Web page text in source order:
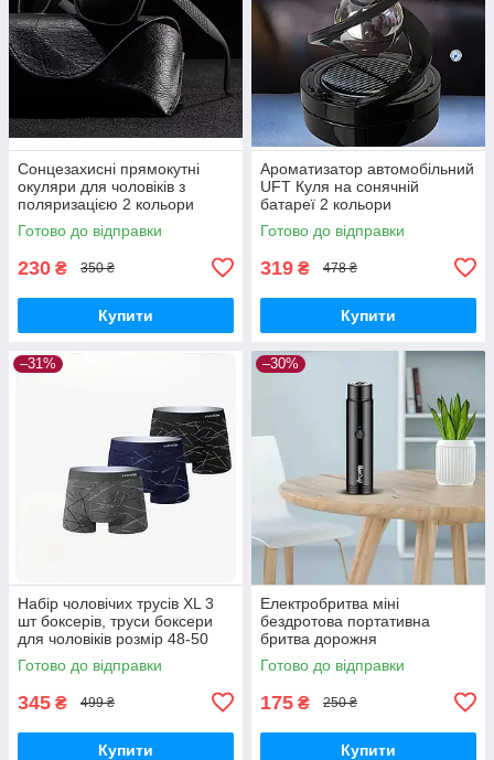
Сонцезахисні прямокутні
окуляри для чоловіків з
поляризацією 2 кольори
Готово до відправки
230 ₴ 350 ₴
Купити
Ароматизатор автомобільний
UFT Куля на сонячній
батареї 2 кольори
Готово до відправки
319 ₴ 478 ₴
Купити
–31%
Набір чоловічих трусів ХL 3
шт боксерів, труси боксери
для чоловіків розмір 48-50
Готово до відправки
345 ₴ 499 ₴
Купити
–30%
Електробритва міні
бездротова портативна
бритва дорожня
Готово до відправки
175 ₴ 250 ₴
Купити